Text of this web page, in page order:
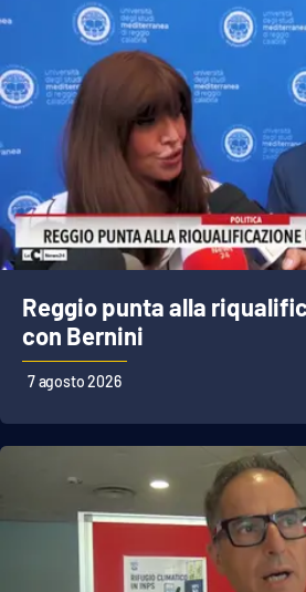
Reggio punta alla
con Bernini
7 agosto 2026